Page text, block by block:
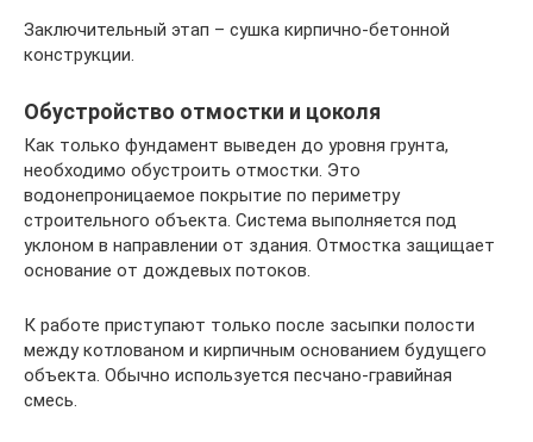
Заключительный этап – сушка кирпично-бетонной
конструкции.
Обустройство отмостки и цоколя
Как только фундамент выведен до уровня грунта,
необходимо обустроить отмостки. Это
водонепроницаемое покрытие по периметру
строительного объекта. Система выполняется под
уклоном в направлении от здания. Отмостка защищает
основание от дождевых потоков.
К работе приступают только после засыпки полости
между котлованом и кирпичным основанием будущего
объекта. Обычно используется песчано-гравийная
смесь.